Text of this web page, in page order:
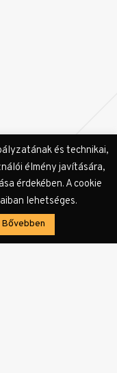
Jaguár
Karlovy
és technikai,
élmény javítására,
érdekében. A cookie
lehetséges.
Bővebben